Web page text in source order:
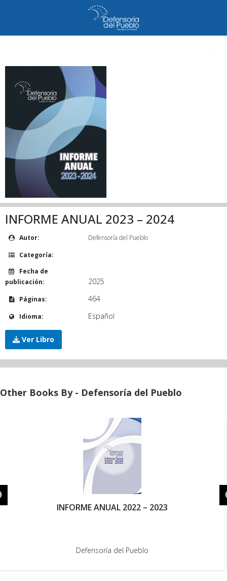
INFORME ANUAL 2023 – 2024
Autor:
Defensoría del Pueblo
Categoría:
Fecha de
publicación:
2025
Páginas: 464
Idioma: Español
Ver Libro
Other Books By - Defensoría del Pueblo
INFORME ANUAL 2022 – 2023
Defensoría del Pueblo